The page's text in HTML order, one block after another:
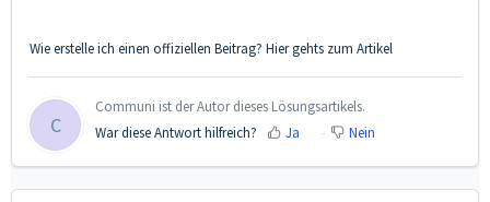
Wie erstelle ich einen offiziellen Beitrag? Hier gehts zum Artikel
C
Communi ist der Autor dieses Lösungsartikels.
War diese Antwort hilfreich?
Ja Nein